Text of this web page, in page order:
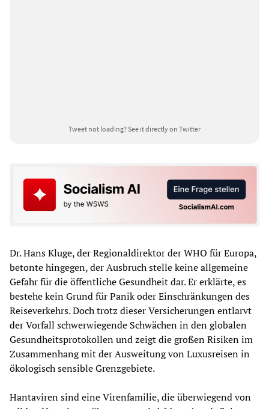
Tweet not loading?See it directly on Twitter
Dr. Hans Kluge, der Regionaldirektor der WHO für Europa,
betonte hingegen, der Ausbruch stelle keine allgemeine
Gefahr für die öffentliche Gesundheit dar. Er erklärte, es
bestehe kein Grund für Panik oder Einschränkungen des
Reiseverkehrs. Doch trotz dieser Versicherungen entlarvt
der Vorfall schwerwiegende Schwächen in den globalen
Gesundheitsprotokollen und zeigt die großen Risiken im
Zusammenhang mit der Ausweitung von Luxusreisen in
ökologisch sensible Grenzgebiete.
Hantaviren sind eine Virenfamilie, die überwiegend von